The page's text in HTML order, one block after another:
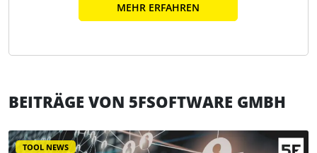
MEHR ERFAHREN
BEITRÄGE VON 5FSOFTWARE GMBH
TOOL NEWS